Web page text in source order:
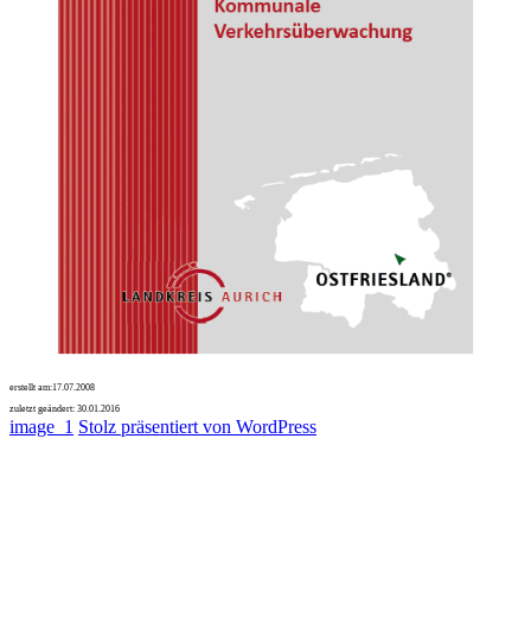
erstellt am:17.07.2008
zuletzt geändert: 30.01.2016
image_1 Stolz präsentiert von WordPress